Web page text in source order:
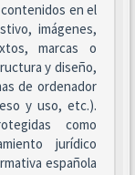
en el
imágenes,
marcas o
y diseño,
de ordenador
y uso, etc.).
como
jurídico
española